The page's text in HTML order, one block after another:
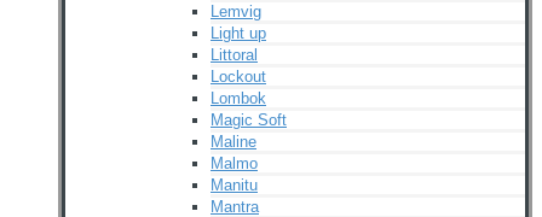
Lemvig
Light up
Littoral
Lockout
Lombok
Magic Soft
Maline
Malmo
Manitu
Mantra